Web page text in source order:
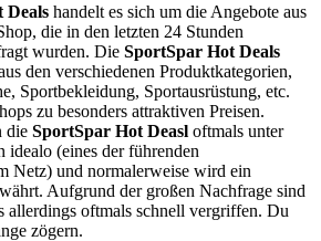
Deals handelt es sich um die Angebote aus
die in den letzten 24 Stunden
wurden. Die SportSpar Hot Deals
den verschiedenen Produktkategorien,
Sportbekleidung, Sportausrüstung, etc.
zu besonders attraktiven Preisen.
die SportSpar Hot Deasl oftmals unter
idealo (eines der führenden
Netz) und normalerweise wird ein
Aufgrund der großen Nachfrage sind
allerdings oftmals schnell vergriffen. Du
zögern.